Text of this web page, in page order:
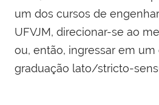
um dos cursos de
UFVJM, direcionar-se ao
ou, então, ingressar em
graduação lato/stricto-